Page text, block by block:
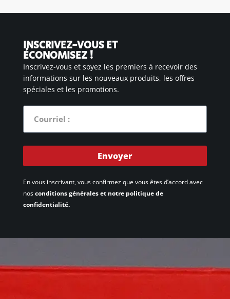
INSCRIVEZ-VOUS ET
ÉCONOMISEZ !
Inscrivez-vous et soyez les premiers à recevoir des
informations sur les nouveaux produits, les offres
spéciales et les promotions.
Envoyer
En vous inscrivant, vous confirmez que vous êtes d’accord avec
nosconditions générales et notre politique de
confidentialité.